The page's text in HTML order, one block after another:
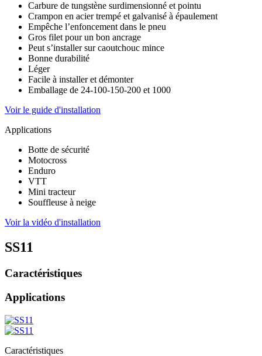
Carbure de tungstène surdimensionné et pointu
Crampon en acier trempé et galvanisé à épaulement
Empêche l’enfoncement dans le pneu
Gros filet pour un bon ancrage
Peut s’installer sur caoutchouc mince
Bonne durabilité
Léger
Facile à installer et démonter
Emballage de 24-100-150-200 et 1000
Voir le guide d'installation
Applications
Botte de sécurité
Motocross
Enduro
VTT
Mini tracteur
Souffleuse à neige
Voir la vidéo d'installation
SS11
Caractéristiques
Applications
Caractéristiques